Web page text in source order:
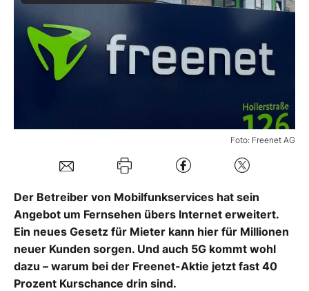
Experten
Mein B:O
Foto: Freenet AG
Der Betreiber von Mobilfunkservices hat sein
Angebot um Fernsehen übers Internet erweitert.
Ein neues Gesetz für Mieter kann hier für Millionen
neuer Kunden sorgen. Und auch 5G kommt wohl
dazu – warum bei der Freenet-Aktie jetzt fast 40
Prozent Kurschance drin sind.